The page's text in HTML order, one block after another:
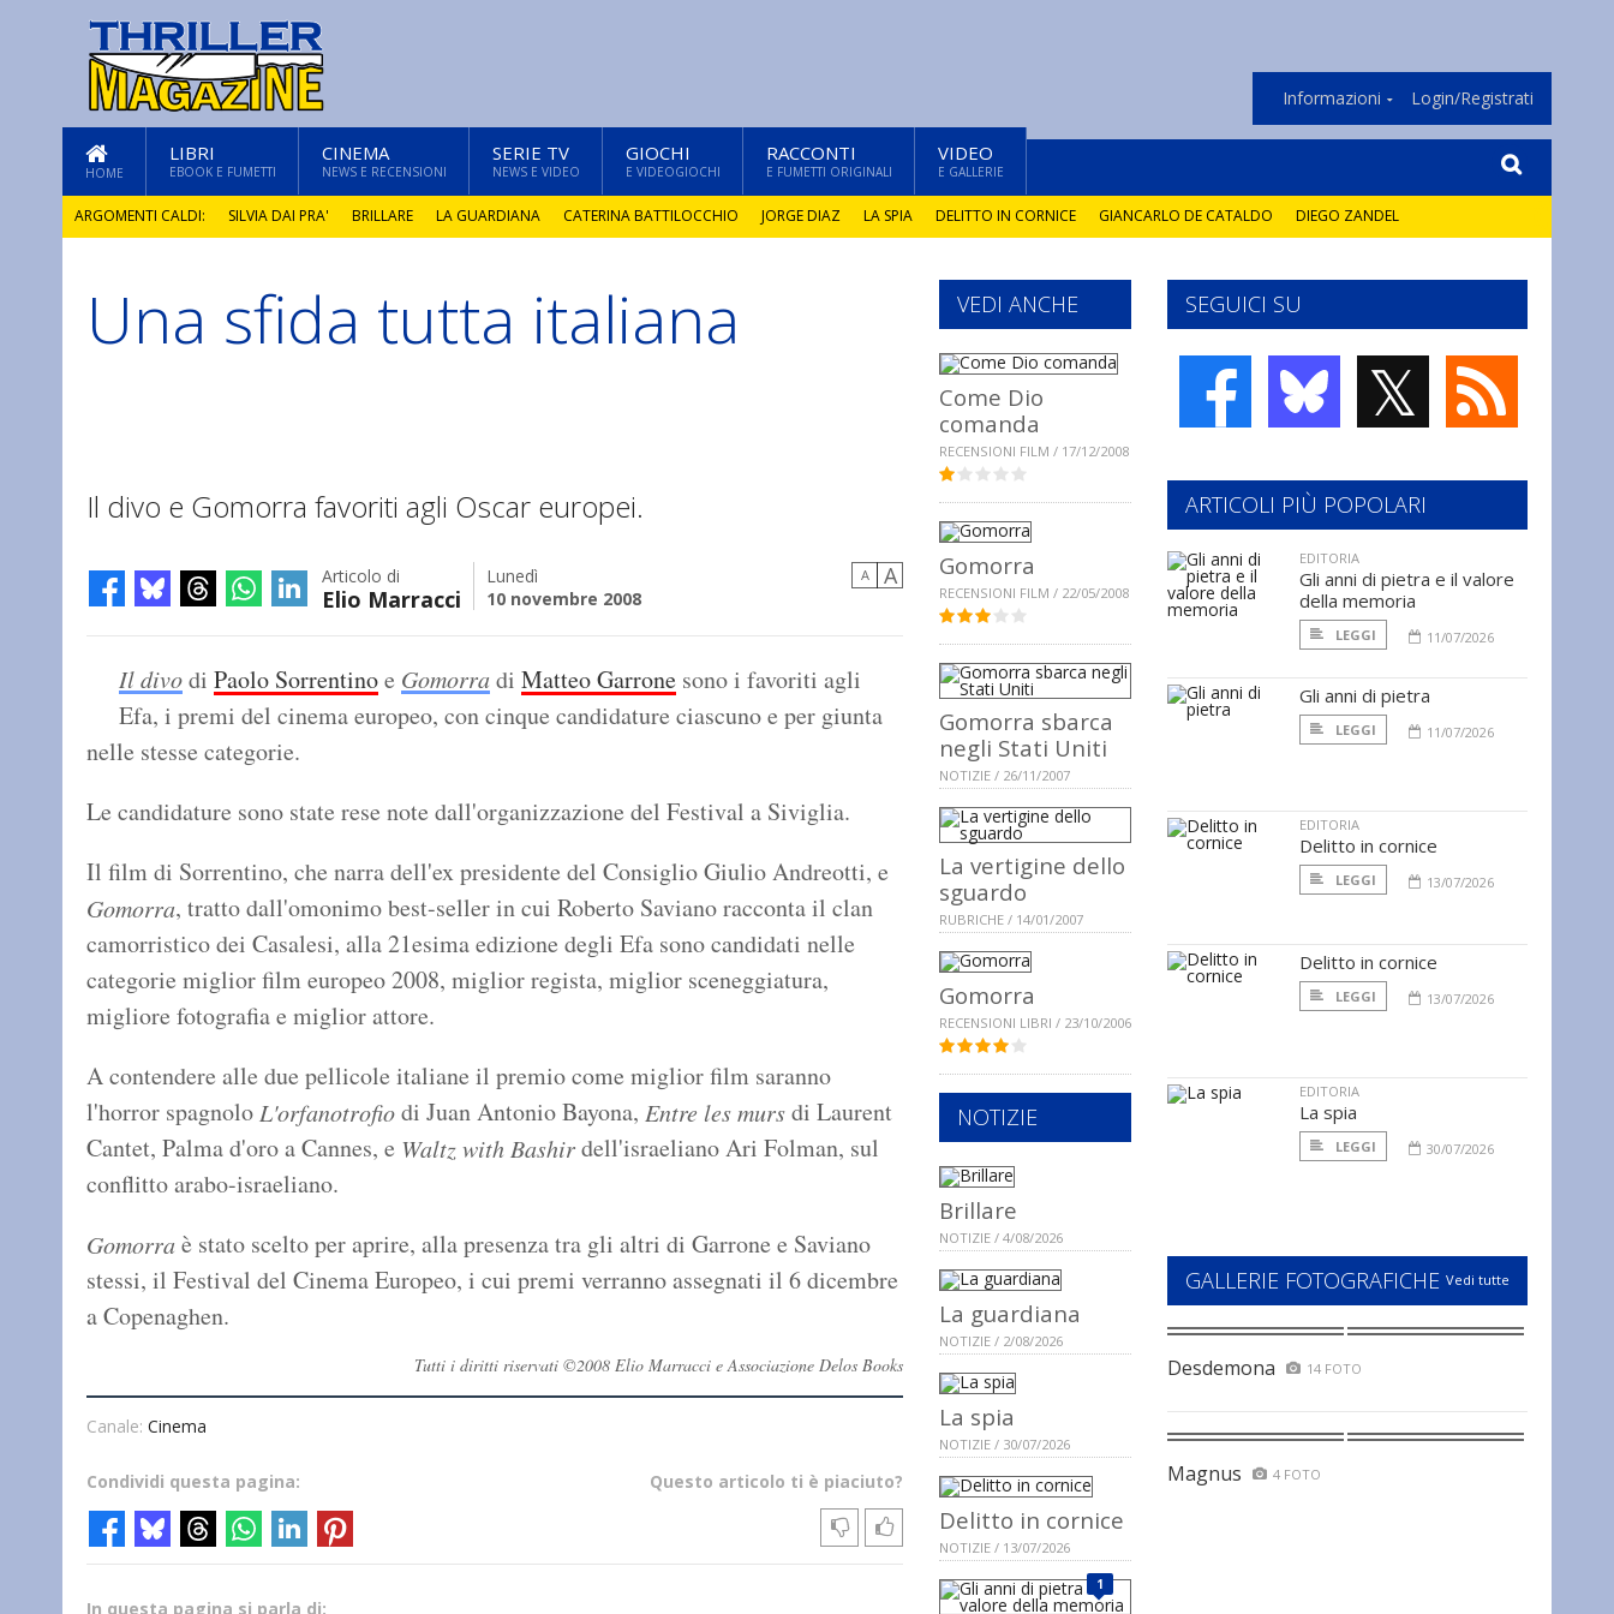
Informazioni Login/Registrati
HOME
LIBRI
EBOOK E FUMETTI
CINEMA
NEWS E RECENSIONI
SERIE TV
NEWS E VIDEO
GIOCHI
E VIDEOGIOCHI
RACCONTI
E FUMETTI ORIGINALI
VIDEO
E GALLERIE
ARGOMENTI CALDI: SILVIA DAI PRA' BRILLARE LA GUARDIANA CATERINA BATTILOCCHIO JORGE DIAZ LA SPIA DELITTO IN CORNICE GIANCARLO DE CATALDO DIEGO ZANDEL
Una sfida tutta italiana
Il divo e Gomorra favoriti agli Oscar europei.
Articolo di
Elio Marracci
Lunedì
10 novembre 2008
A A
Il divodi Paolo Sorrentinoe Gomorradi Matteo Garrone sono i favoriti agli
Efa, i premi del cinema europeo, con cinque candidature ciascuno e per giunta
nelle stesse categorie.
Le candidature sono state rese note dall'organizzazione del Festival a Siviglia.
Il film di Sorrentino, che narra dell'ex presidente del Consiglio Giulio Andreotti, e
Gomorra, tratto dall'omonimo best-seller in cui Roberto Saviano racconta il clan
camorristico dei Casalesi, alla 21esima edizione degli Efa sono candidati nelle
categorie miglior film europeo 2008, miglior regista, miglior sceneggiatura,
migliore fotografia e miglior attore.
A contendere alle due pellicole italiane il premio come miglior film saranno
l'horror spagnoloL'orfanotrofiodi Juan Antonio Bayona, Entre les mursdi Laurent
Cantet, Palma d'oro a Cannes, e Waltz with Bashirdell'israeliano Ari Folman, sul
conflitto arabo-israeliano.
Gomorraè stato scelto per aprire, alla presenza tra gli altri di Garrone e Saviano
stessi, il Festival del Cinema Europeo, i cui premi verranno assegnati il 6 dicembre
a Copenaghen.
Tutti i diritti riservati ©2008 Elio Marracci e Associazione Delos Books
Canale: Cinema
Questo articolo ti è piaciuto?
Condividi questa pagina:
In questa pagina si parla di:
SEGUICI SU
𝕏
VEDI ANCHE
Come Dio
comanda
RECENSIONI FILM / 17/12/2008
Gomorra
RECENSIONI FILM / 22/05/2008
Gomorra sbarca
negli Stati Uniti
NOTIZIE / 26/11/2007
La vertigine dello
sguardo
RUBRICHE / 14/01/2007
Gomorra
RECENSIONI LIBRI / 23/10/2006
NOTIZIE
Brillare
NOTIZIE / 4/08/2026
La guardiana
NOTIZIE / 2/08/2026
La spia
NOTIZIE / 30/07/2026
Delitto in cornice
NOTIZIE / 13/07/2026
1
ARTICOLI PIÙ POPOLARI
EDITORIA
Gli anni di pietra e il valore
della memoria
LEGGI 11/07/2026
Gli anni di pietra
LEGGI 11/07/2026
EDITORIA
Delitto in cornice
LEGGI 13/07/2026
Delitto in cornice
LEGGI 13/07/2026
EDITORIA
La spia
LEGGI 30/07/2026
GALLERIE FOTOGRAFICHE Vedi tutte
Desdemona 14 FOTO
Magnus 4 FOTO